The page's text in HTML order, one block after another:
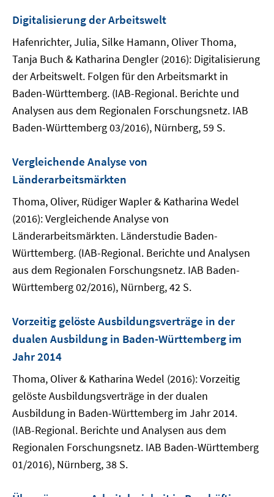
Digitalisierung der Arbeitswelt
Hafenrichter, Julia, Silke Hamann, Oliver Thoma,
Tanja Buch & Katharina Dengler (2016): Digitalisierung
der Arbeitswelt. Folgen für den Arbeitsmarkt in
Baden-Württemberg. (IAB-Regional. Berichte und
Analysen aus dem Regionalen Forschungsnetz. IAB
Baden-Württemberg 03/2016), Nürnberg, 59 S.
Vergleichende Analyse von
Länderarbeitsmärkten
Thoma, Oliver, Rüdiger Wapler & Katharina Wedel
(2016): Vergleichende Analyse von
Länderarbeitsmärkten. Länderstudie Baden-
Württemberg. (IAB-Regional. Berichte und Analysen
aus dem Regionalen Forschungsnetz. IAB Baden-
Württemberg 02/2016), Nürnberg, 42 S.
Vorzeitig gelöste Ausbildungsverträge in der
dualen Ausbildung in Baden-Württemberg im
Jahr 2014
Thoma, Oliver & Katharina Wedel (2016): Vorzeitig
gelöste Ausbildungsverträge in der dualen
Ausbildung in Baden-Württemberg im Jahr 2014.
(IAB-Regional. Berichte und Analysen aus dem
Regionalen Forschungsnetz. IAB Baden-Württemberg
01/2016), Nürnberg, 38 S.